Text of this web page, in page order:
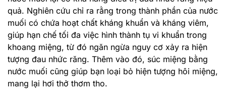
quả. Nghiên cứu chỉ ra rằng trong thành phần của nước
muối có chứa hoạt chất kháng khuẩn và kháng viêm,
giúp hạn chế tối đa việc hình thành tụ vi khuẩn trong
khoang miệng, từ đó ngăn ngừa nguy cơ xảy ra hiện
tượng đau nhức răng. Thêm vào đó, súc miệng bằng
nước muối cũng giúp bạn loại bỏ hiện tượng hôi miệng,
mang lại hơi thở thơm tho.